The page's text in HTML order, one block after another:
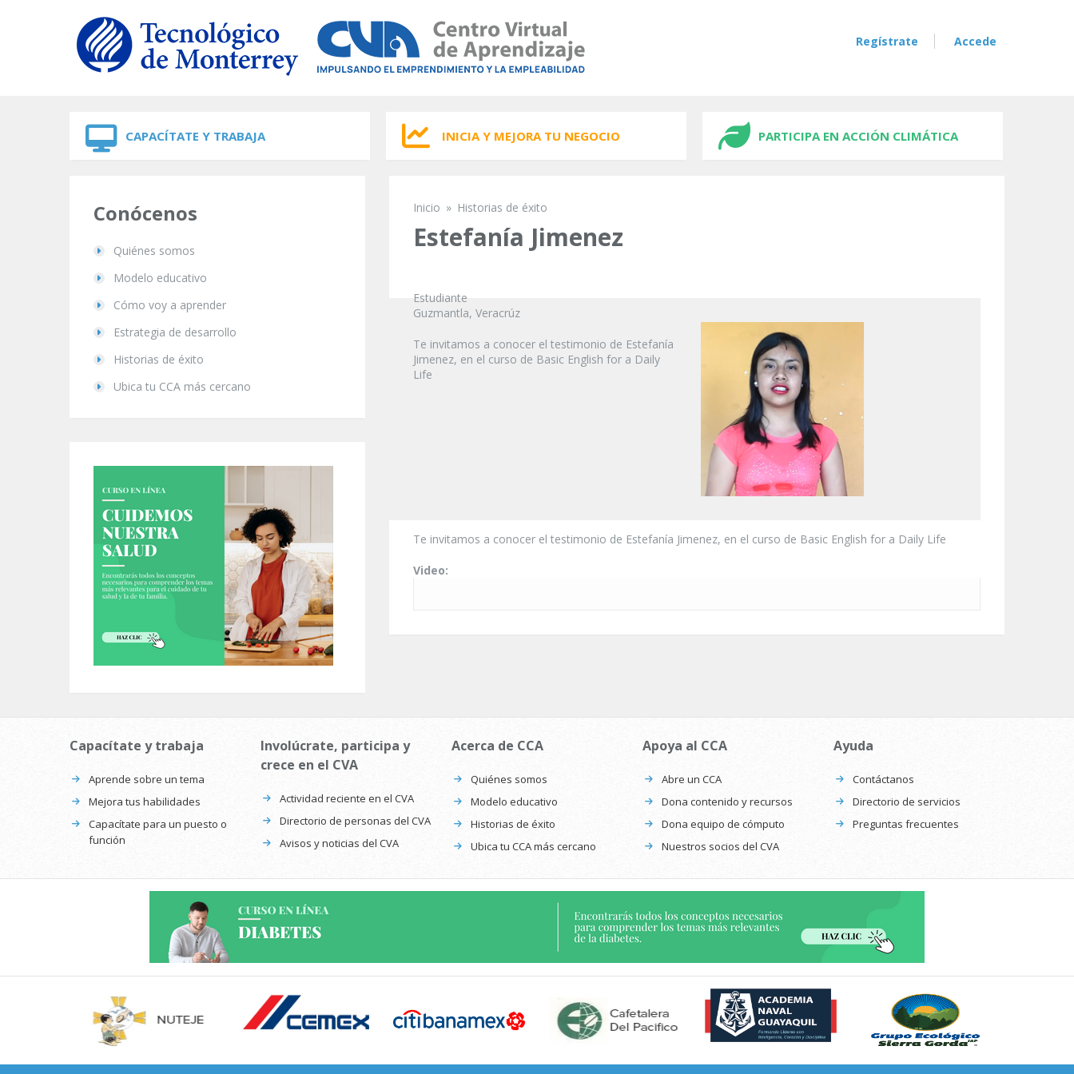
Regístrate Accede
CAPACÍTATE Y TRABAJA INICIA Y MEJORA TU NEGOCIO PARTICIPA EN ACCIÓN CLIMÁTICA
Conócenos
Quiénes somos
Modelo educativo
Cómo voy a aprender
Estrategia de desarrollo
Historias de éxito
Ubica tu CCA más cercano
Se encuentra usted aquí
Inicio » Historias de éxito
Estefanía Jimenez
Estudiante
Guzmantla, Veracrúz
Te invitamos a conocer el testimonio de Estefanía
Jimenez, en el curso de Basic English for a Daily
Life
Te invitamos a conocer el testimonio de Estefanía Jimenez, en el curso de Basic English for a Daily Life
Video:
Capacítate y trabaja
Aprende sobre un tema
Mejora tus habilidades
Capacítate para un puesto o
función
Involúcrate, participa y
crece en el CVA
Actividad reciente en el CVA
Directorio de personas del CVA
Avisos y noticias del CVA
Acerca de CCA
Quiénes somos
Modelo educativo
Historias de éxito
Ubica tu CCA más cercano
Apoya al CCA
Abre un CCA
Dona contenido y recursos
Dona equipo de cómputo
Nuestros socios del CVA
Ayuda
Contáctanos
Directorio de servicios
Preguntas frecuentes